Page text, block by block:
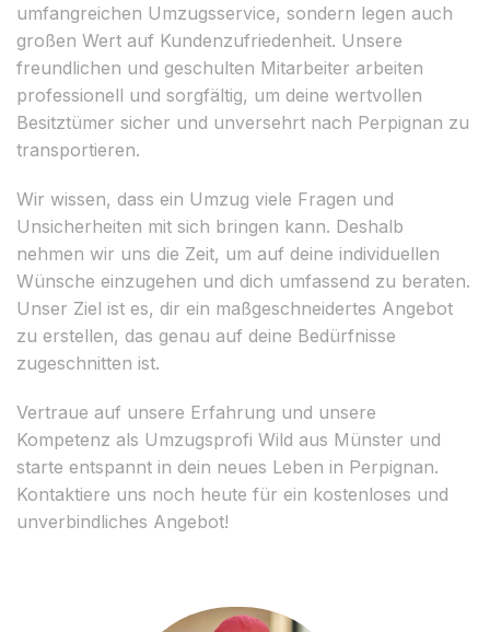
umfangreichen Umzugsservice, sondern legen auch
großen Wert auf Kundenzufriedenheit. Unsere
freundlichen und geschulten Mitarbeiter arbeiten
professionell und sorgfältig, um deine wertvollen
Besitztümer sicher und unversehrt nach Perpignan zu
transportieren.
Wir wissen, dass ein Umzug viele Fragen und
Unsicherheiten mit sich bringen kann. Deshalb
nehmen wir uns die Zeit, um auf deine individuellen
Wünsche einzugehen und dich umfassend zu beraten.
Unser Ziel ist es, dir ein maßgeschneidertes Angebot
zu erstellen, das genau auf deine Bedürfnisse
zugeschnitten ist.
Vertraue auf unsere Erfahrung und unsere
Kompetenz als Umzugsprofi Wild aus Münster und
starte entspannt in dein neues Leben in Perpignan.
Kontaktiere uns noch heute für ein kostenloses und
unverbindliches Angebot!